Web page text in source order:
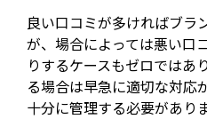
良い口コミが多ければブラ
が、場合によっては悪い口
りするケースもゼロではあ
る場合は早急に適切な対応
十分に管理する必要がありま